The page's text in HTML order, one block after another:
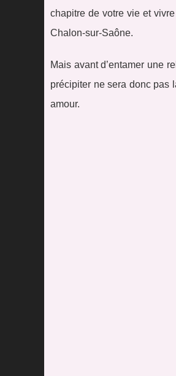
chapitre de votre vie et
Chalon-sur-Saône.
Mais avant d’entamer une
précipiter ne sera donc pas
amour.